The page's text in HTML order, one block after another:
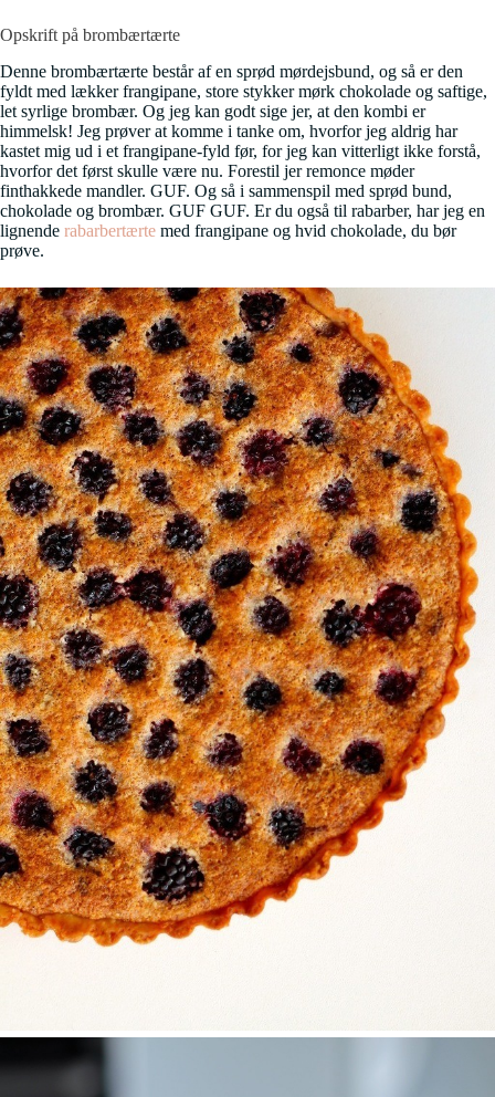
Opskrift på brombærtærte
Denne brombærtærte består af en sprød mørdejsbund, og så er den
fyldt med lækker frangipane, store stykker mørk chokolade og saftige,
let syrlige brombær. Og jeg kan godt sige jer, at den kombi er
himmelsk! Jeg prøver at komme i tanke om, hvorfor jeg aldrig har
kastet mig ud i et frangipane-fyld før, for jeg kan vitterligt ikke forstå,
hvorfor det først skulle være nu. Forestil jer remonce møder
finthakkede mandler. GUF. Og så i sammenspil med sprød bund,
chokolade og brombær. GUF GUF. Er du også til rabarber, har jeg en
lignende rabarbertærte med frangipane og hvid chokolade, du bør
prøve.